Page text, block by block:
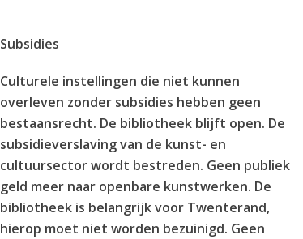
Subsidies
Culturele instellingen die niet kunnen
overleven zonder subsidies hebben geen
bestaansrecht. De bibliotheek blijft open. De
subsidieverslaving van de kunst- en
cultuursector wordt bestreden. Geen publiek
geld meer naar openbare kunstwerken. De
bibliotheek is belangrijk voor Twenterand,
hierop moet niet worden bezuinigd. Geen